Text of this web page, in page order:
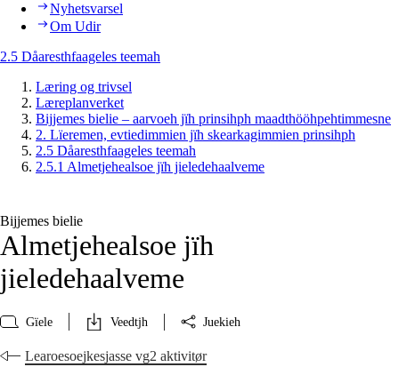
Nyhetsvarsel
Om Udir
2.5 Dåaresthfaageles teemah
Læring og trivsel
Læreplanverket
Bijjemes bielie – aarvoeh jïh prinsihph maadthööhpehtimmesne
2. Lïeremen, evtiedimmien jïh skearkagimmien prinsihph
2.5 Dåaresthfaageles teemah
2.5.1 Almetjehealsoe jïh jieledehaalveme
Bijjemes bielie
Almetjehealsoe jïh
jieledehaalveme
Gïele Veedtjh Juekieh
Learoesoejkesjasse vg2 aktivitør